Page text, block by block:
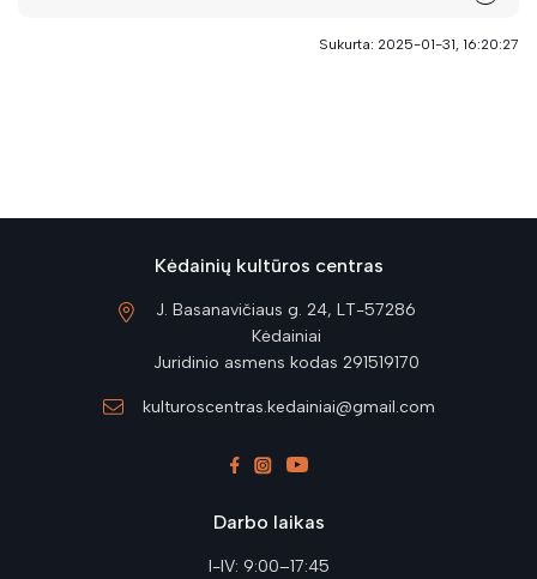
Sukurta: 2025-01-31, 16:20:27
Kėdainių kultūros centras
J. Basanavičiaus g. 24, LT-57286
Kėdainiai
Juridinio asmens kodas 291519170
kulturoscentras.kedainiai@gmail.com
Darbo laikas
I-IV: 9:00–17:45